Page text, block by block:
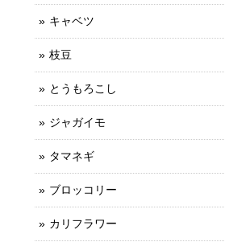
キャベツ
枝豆
とうもろこし
ジャガイモ
タマネギ
ブロッコリー
カリフラワー